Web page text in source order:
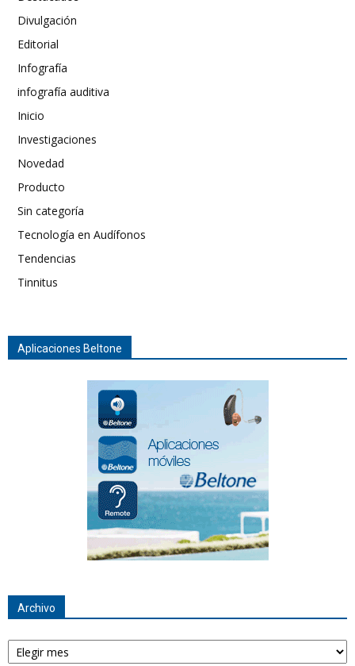
Divulgación
Editorial
Infografía
infografía auditiva
Inicio
Investigaciones
Novedad
Producto
Sin categoría
Tecnología en Audífonos
Tendencias
Tinnitus
Aplicaciones Beltone
Archivo
Archivo